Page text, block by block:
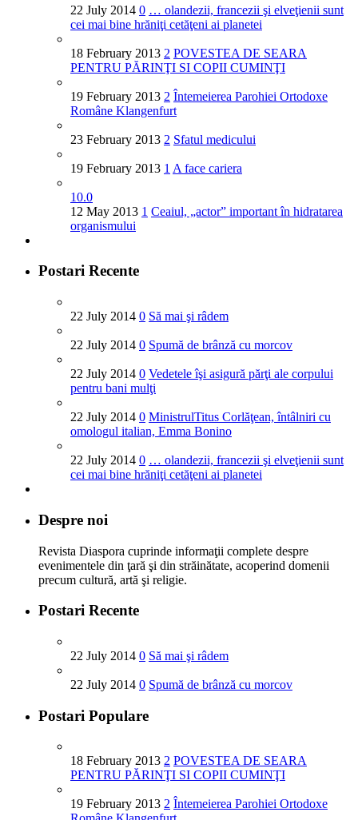
22 July 2014 0 … olandezii, francezii şi elveţienii sunt
cei mai bine hrăniţi cetăţeni ai planetei
18 February 2013 2 POVESTEA DE SEARA
PENTRU PĂRINŢI SI COPII CUMINŢI
19 February 2013 2 Întemeierea Parohiei Ortodoxe
Române Klangenfurt
23 February 2013 2 Sfatul medicului
19 February 2013 1 A face cariera
10.0
12 May 2013 1 Ceaiul, „actor” important în hidratarea
organismului
Postari Recente
22 July 2014 0 Să mai şi râdem
22 July 2014 0 Spumă de brânză cu morcov
22 July 2014 0 Vedetele îşi asigură părţi ale corpului
pentru bani mulţi
22 July 2014 0 MinistrulTitus Corlăţean, întâlniri cu
omologul italian, Emma Bonino
22 July 2014 0 … olandezii, francezii şi elveţienii sunt
cei mai bine hrăniţi cetăţeni ai planetei
Despre noi
Revista Diaspora cuprinde informaţii complete despre
evenimentele din ţară şi din străinătate, acoperind domenii
precum cultură, artă şi religie.
Postari Recente
22 July 2014 0 Să mai şi râdem
22 July 2014 0 Spumă de brânză cu morcov
Postari Populare
18 February 2013 2 POVESTEA DE SEARA
PENTRU PĂRINŢI SI COPII CUMINŢI
19 February 2013 2 Întemeierea Parohiei Ortodoxe